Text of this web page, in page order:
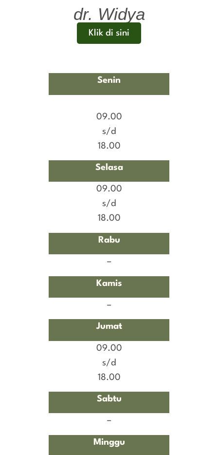
dr. Widya
Klik di sini
Senin
09.00
s/d
18.00
Selasa
09.00
s/d
18.00
Rabu
–
Kamis
–
Jumat
09.00
s/d
18.00
Sabtu
–
Minggu